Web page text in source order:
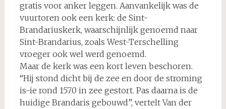
gratis voor anker leggen. Aanvankelijk was de
vuurtoren ook een kerk: de Sint-
Brandariuskerk, waarschijnlijk genoemd naar
Sint-Brandarius, zoals West-Terschelling
vroeger ook wel werd genoemd.
Maar de kerk was een kort leven beschoren.
“Hij stond dicht bij de zee en door de stroming
is-ie rond 1570 in zee gestort. Pas daarna is de
huidige Brandaris gebouwd”, vertelt Van der